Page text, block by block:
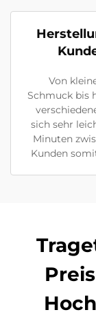
Von
Schmuck bis
sich sehr
Minuten
Kunden